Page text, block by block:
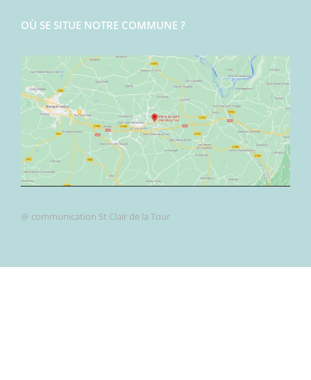
OÙ SE SITUE NOTRE COMMUNE ?
@ communication St Clair de la Tour